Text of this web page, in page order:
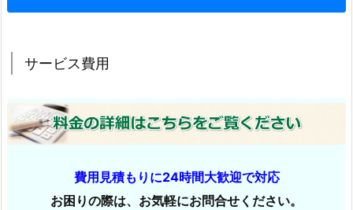
サービス費用
費用見積もりに24時間大歓迎で対応
お困りの際は、お気軽にお問合せください。